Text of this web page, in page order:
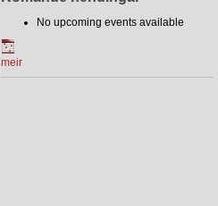
No upcoming events available
meir